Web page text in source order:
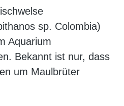
sp. Colombia)
Aquarium
Bekannt ist nur, dass
um Maulbrüter